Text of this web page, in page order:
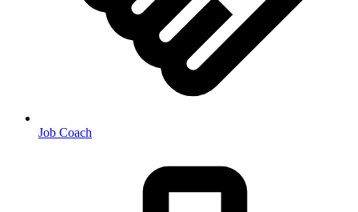
Job Coach